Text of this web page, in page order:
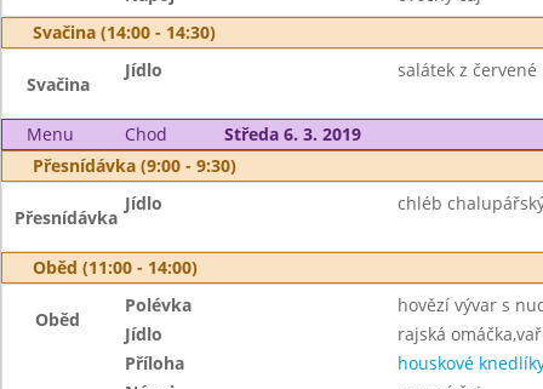
Svačina (14:00 - 14:30)
Svačina
Jídlo salátek z
Menu Chod
Středa 6. 3. 2019
Přesnídávka (9:00 - 9:30)
Přesnídávka
Jídlo chléb
Oběd (11:00 - 14:00)
Oběd
Polévka
hovězí vývar s
Jídlo
rajská
Příloha
houskové